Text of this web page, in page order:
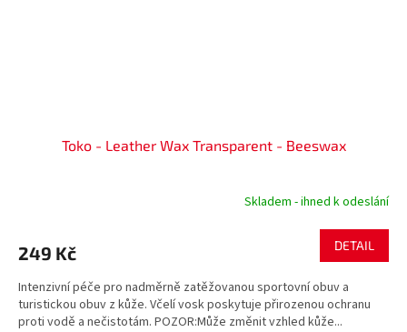
Toko - Leather Wax Transparent - Beeswax
Skladem - ihned k odeslání
249 Kč DETAIL
Intenzivní péče pro nadměrně zatěžovanou sportovní obuv a
turistickou obuv z kůže. Včelí vosk poskytuje přirozenou ochranu
proti vodě a nečistotám. POZOR:Může změnit vzhled kůže...